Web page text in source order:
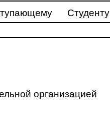
Студенту
организацией